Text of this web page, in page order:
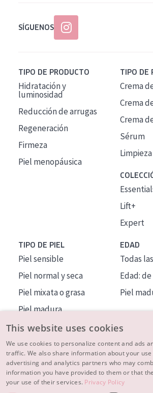
SÍGUENOS
TIPO DE PRODUCTO
Hidratación y
luminosidad
Reducción de arrugas
Regeneración
Firmeza
Piel menopáusica
TIPO DE
Crema
Crema
Crema
Sérum
Limpieza
Lift+
Expert
TIPO DE PIEL
Piel sensible
Piel normal y seca
Piel mixata o grasa
Piel madura
Piel expuesta al sol
Piel menopáusica
EDAD
Todas
Edad: de
Piel
MÁS SOBRE NOSOTROS
INSPIRACIÓN
This website uses cookies
We use cookies to personalize content and ads
traffic. We also share information about your
advertising and analytics partners who may
information you have provided to them or that
your use of their services. Privacy Policy